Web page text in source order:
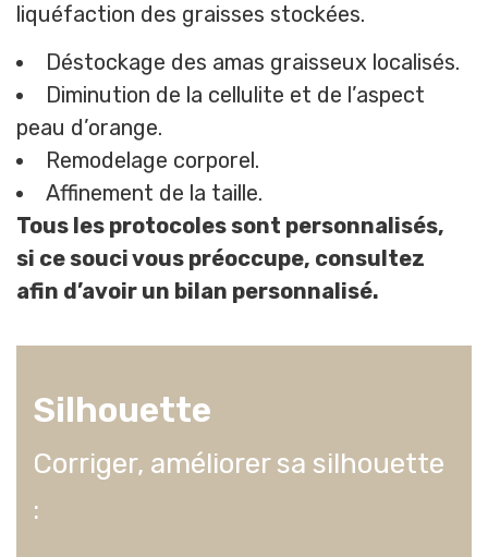
liquéfaction des graisses stockées.
Déstockage des amas graisseux localisés.
Diminution de la cellulite et de l’aspect
peau d’orange.
Remodelage corporel.
Affinement de la taille.
Tous les protocoles sont personnalisés,
si ce souci vous préoccupe, consultez
afin d’avoir un bilan personnalisé.
Silhouette
Corriger, améliorer sa silhouette
: